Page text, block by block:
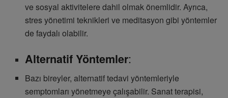
ve sosyal aktivitelere dahil olmak önemlidir. Ayrıca,
stres yönetimi teknikleri ve meditasyon gibi yöntemler
de faydalı olabilir.
Alternatif Yöntemler:
Bazı bireyler, alternatif tedavi yöntemleriyle
semptomları yönetmeye çalışabilir. Sanat terapisi,